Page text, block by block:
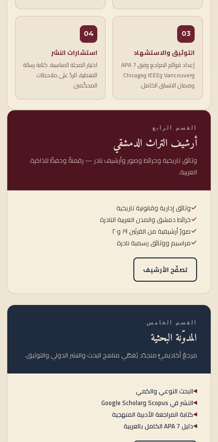
03
التوثيق والاستشهاد
إعداد قوائم المراجع وفق APA 7
وVancouver وIEEE وChicago
وضمان الاتساق الكامل.
04
استشارات النشر
اختيار المجلة المناسبة، كتابة رسالة
التغطية، الردّ على ملاحظات
المحكّمين.
القسم الرابع
أرشيف التراث الدمشقي
وثائق تاريخية وخرائط وصور وأرشيف نادر — رقمنةٌ وحفظٌ للذاكرة
العربية.
وثائق إدارية وقانونية تاريخية
خرائط دمشق والمدن العربية النادرة
صورٌ أرشيفية من القرنَين ١٩ و٢٠
مراسيم ووثائق رسمية نادرة
تصفّح الأرشيف
القسم الخامس
المدوّنة البحثية
مرجعٌ أكاديميٌّ متجدّد يُغطّي مناهج البحث والنشر الدولي والتوثيق.
◀البحث النوعي والكمي
◀النشر في Scopus وGoogle Scholar
◀كتابة المراجعة الأدبية المنهجية
◀دليل APA 7 الكامل بالعربية